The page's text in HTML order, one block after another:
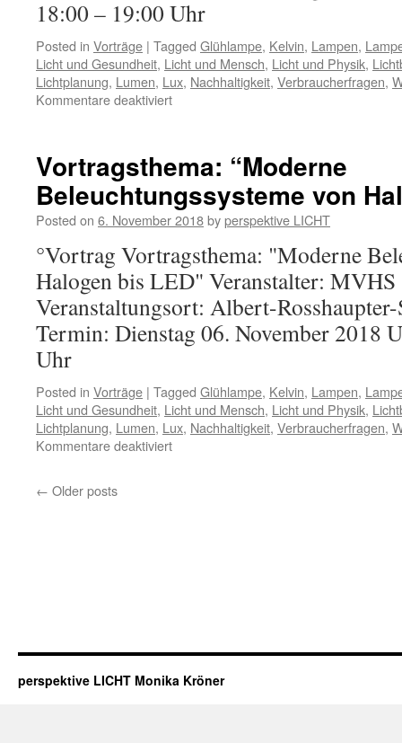
18:00 – 19:00 Uhr
Posted in Vorträge | Tagged Glühlampe, Kelvin, Lampen,
Licht und Gesundheit, Licht und Mensch, Licht und Physik,
Lichtplanung, Lumen, Lux, Nachhaltigkeit, Verbraucherfragen,
Kommentare deaktiviert
Vortragsthema: “Moderne
Beleuchtungssysteme von
Posted on 6. November 2018byperspektive LICHT
°Vortrag Vortragsthema: "Moderne
Halogen bis LED" Veranstalter: MVHS
Veranstaltungsort: Albert-
Termin: Dienstag 06. November 2018
Uhr
Posted in Vorträge | Tagged Glühlampe, Kelvin, Lampen,
Licht und Gesundheit, Licht und Mensch, Licht und Physik,
Lichtplanung, Lumen, Lux, Nachhaltigkeit, Verbraucherfragen,
Kommentare deaktiviert
← Older posts
perspektive LICHT Monika Kröner